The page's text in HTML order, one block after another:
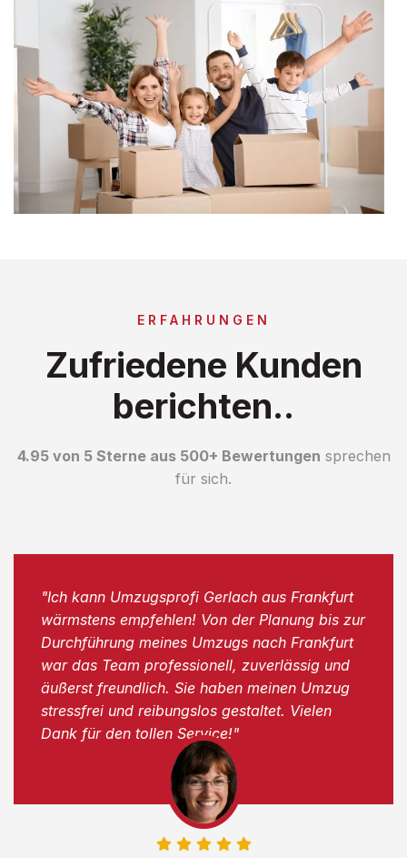
ERFAHRUNGEN
Zufriedene Kunden
berichten..
4.95 von 5 Sterne aus 500+ Bewertungen sprechen
für sich.
"Ich kann Umzugsprofi Gerlach aus Frankfurt
wärmstens empfehlen! Von der Planung bis zur
Durchführung meines Umzugs nach Frankfurt
war das Team professionell, zuverlässig und
äußerst freundlich. Sie haben meinen Umzug
stressfrei und reibungslos gestaltet. Vielen
Dank für den tollen Service!"